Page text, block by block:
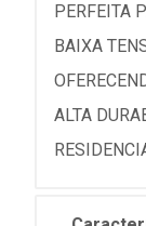
PERFEITA
BAIXA
ALTA